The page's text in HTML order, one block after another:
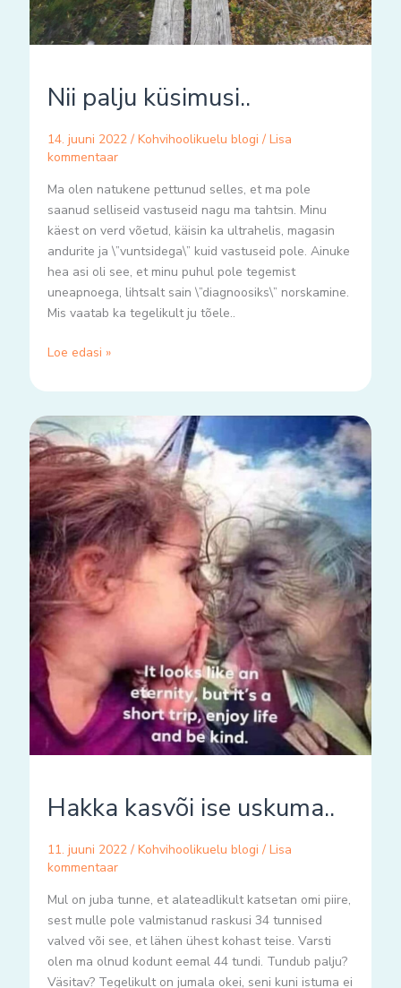
Nii palju küsimusi..
14. juuni 2022 / Kohvihoolikuelu blogi / Lisa
kommentaar
Ma olen natukene pettunud selles, et ma pole
saanud selliseid vastuseid nagu ma tahtsin. Minu
käest on verd võetud, käisin ka ultrahelis, magasin
andurite ja \”vuntsidega\” kuid vastuseid pole. Ainuke
hea asi oli see, et minu puhul pole tegemist
uneapnoega, lihtsalt sain \”diagnoosiks\” norskamine.
Mis vaatab ka tegelikult ju tõele..
Loe edasi »
Hakka kasvõi ise uskuma..
11. juuni 2022 / Kohvihoolikuelu blogi / Lisa
kommentaar
Mul on juba tunne, et alateadlikult katsetan omi piire,
sest mulle pole valmistanud raskusi 34 tunnised
valved või see, et lähen ühest kohast teise. Varsti
olen ma olnud kodunt eemal 44 tundi. Tundub palju?
Väsitav? Tegelikult on jumala okei, seni kuni istuma ei
Hakka
kasvõi
ise
uskuma..